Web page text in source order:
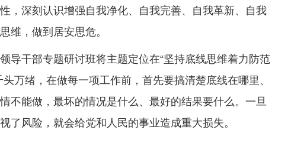
，深刻认识增强自我净化、自我完善、自我革新、自我
维，做到居安思危。
导干部专题研讨班将主题定位在“坚持底线思维着力防范
万绪，在做每一项工作前，首先要搞清楚底线在哪里、
不能做，最坏的情况是什么、最好的结果要什么。一旦
了风险，就会给党和人民的事业造成重大损失。